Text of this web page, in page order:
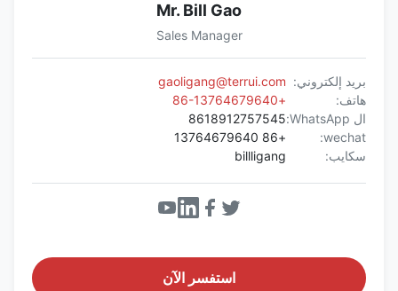
Mr. Bill Gao
Sales Manager
بريد إلكتروني: gaoligang@terrui.com
هاتف:
+86-13764679640
ال WhatsApp:
8618912757545
wechat:
+86 13764679640
سكايب:
billligang
استفسر الآن